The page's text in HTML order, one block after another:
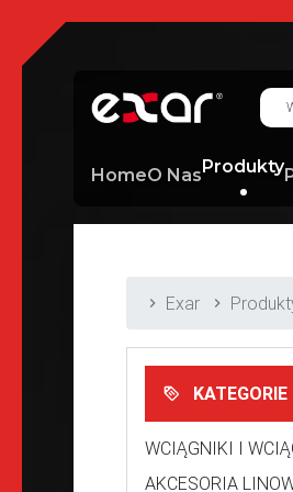
HomeO NasProdukty
Exar
KATEGORIE
WCIĄGNIKI I
AKCESORIA